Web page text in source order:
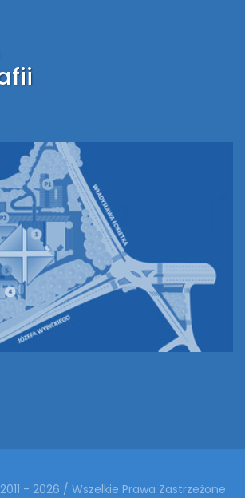
- 2026 / Wszelkie Prawa Zastrzeżone